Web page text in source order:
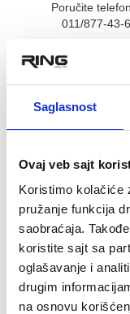
Saglasnost
Ovaj veb sajt
Koristimo kolačiće
pružanje funkcija
saobraćaja.
koristite sajt sa
oglašavanje i
drugim
na osnovu
Poručite
011/877-43-
OCENA KORISNIKA:
RING
RX1 i RX2-
Prednje svetlo
RX1 i RX2